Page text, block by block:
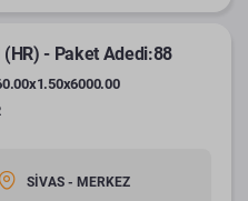
- Paket Adedi:88
SİVAS - MERKEZ